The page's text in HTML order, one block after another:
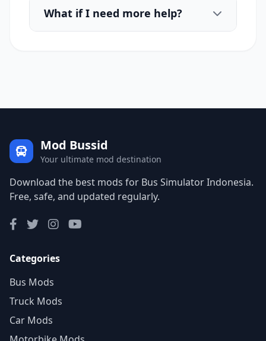
What if I need more help?
Mod Bussid
Your ultimate mod destination
Download the best mods for Bus Simulator Indonesia.
Free, safe, and updated regularly.
Categories
Bus Mods
Truck Mods
Car Mods